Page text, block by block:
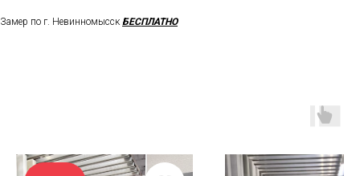
Замер по г. Невинномысск БЕСПЛАТНО